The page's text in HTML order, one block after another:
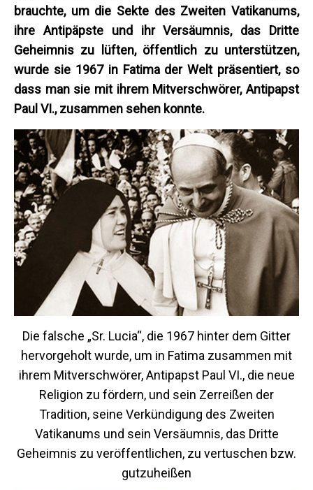
brauchte, um die Sekte des Zweiten Vatikanums,
ihre Antipäpste und ihr Versäumnis, das Dritte
Geheimnis zu lüften, öffentlich zu unterstützen,
wurde sie 1967 in Fatima der Welt präsentiert, so
dass man sie mit ihrem Mitverschwörer, Antipapst
Paul VI., zusammen sehen konnte.
Die falsche „Sr. Lucia“, die 1967 hinter dem Gitter
hervorgeholt wurde, um in Fatima zusammen mit
ihrem Mitverschwörer, Antipapst Paul VI., die neue
Religion zu fördern, und sein Zerreißen der
Tradition, seine Verkündigung des Zweiten
Vatikanums und sein Versäumnis, das Dritte
Geheimnis zu veröffentlichen, zu vertuschen bzw.
gutzuheißen